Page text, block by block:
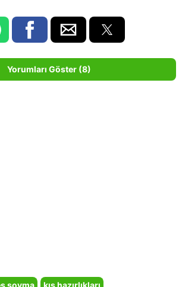
Yorumları Göster (8)
soyma kış hazırlıkları